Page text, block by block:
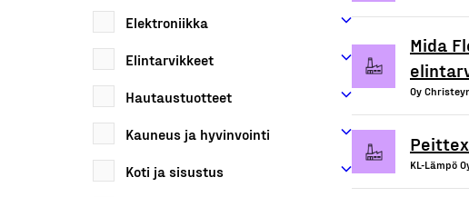
Elektroniikka
Elintarvikkeet
Hautaustuotteet
Kauneus ja hyvinvointi
Koti ja sisustus
Mida
Oy
KL-Lämpö